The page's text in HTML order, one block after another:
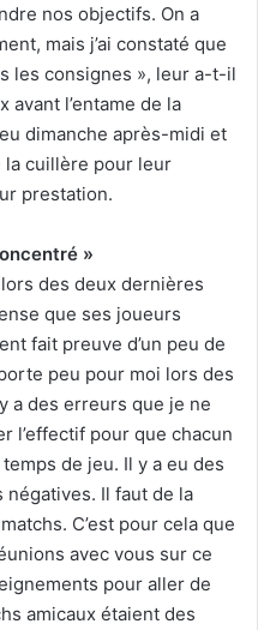
nos objectifs. On a
mais j’ai constaté que
les consignes », leur a-t-il
avant l’entame de la
dimanche après-midi et
la cuillère pour leur
prestation.
»
des deux dernières
que ses joueurs
fait preuve d’un peu de
peu pour moi lors des
a des erreurs que je ne
l’effectif pour que chacun
de jeu. Il y a eu des
négatives. Il faut de la
C’est pour cela que
avec vous sur ce
pour aller de
amicaux étaient des